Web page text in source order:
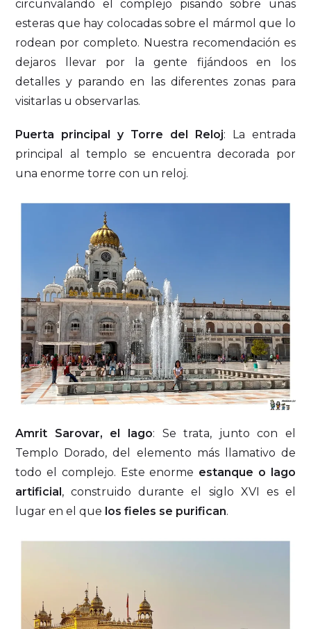
circunvalando el complejo pisando sobre unas
esteras que hay colocadas sobre el mármol que lo
rodean por completo. Nuestra recomendación es
dejaros llevar por la gente fijándoos en los
detalles y parando en las diferentes zonas para
visitarlas u observarlas.
Puerta principal y Torre del Reloj: La entrada
principal al templo se encuentra decorada por
una enorme torre con un reloj.
Amrit Sarovar, el lago: Se trata, junto con el
Templo Dorado, del elemento más llamativo de
todo el complejo. Este enorme estanque o lago
artificial , construido durante el siglo XVI es el
lugar en el que los fieles se purifican.